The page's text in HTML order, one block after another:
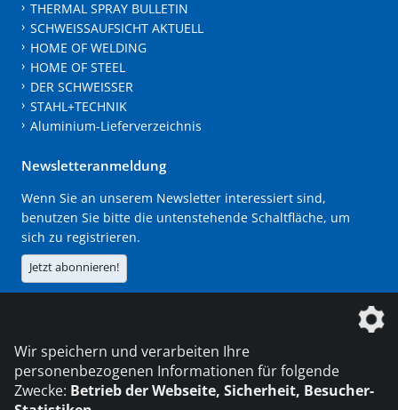
THERMAL SPRAY BULLETIN
SCHWEISSAUFSICHT AKTUELL
HOME OF WELDING
HOME OF STEEL
DER SCHWEISSER
STAHL+TECHNIK
Aluminium-Lieferverzeichnis
Newsletteranmeldung
Wenn Sie an unserem Newsletter interessiert sind,
benutzen Sie bitte die untenstehende Schaltfläche, um
sich zu registrieren.
Jetzt abonnieren!
Die DVS Media GmbH ist ein Unternehmen der
Wir speichern und verarbeiten Ihre
personenbezogenen Informationen für folgende
Zwecke: Betrieb der Webseite, Sicherheit, Besucher-